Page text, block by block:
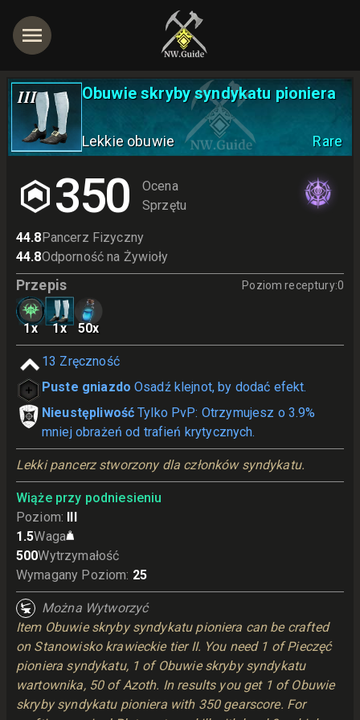
III Obuwie skryby syndykatu pioniera
Lekkie obuwie Rare
350
Ocena
Sprzętu
44.8Pancerz Fizyczny
44.8Odporność na Żywioły
Przepis Poziom receptury:0
1x 1x 50x
13 Zręczność
Puste gniazdo Osadź klejnot, by dodać efekt.
Nieustępliwość Tylko PvP: Otrzymujesz o 3.9%
mniej obrażeń od trafień krytycznych.
Lekki pancerz stworzony dla członków syndykatu.
Wiąże przy podniesieniu
Poziom: III
1.5Waga
500Wytrzymałość
Wymagany Poziom: 25
Można Wytworzyć
Item Obuwie skryby syndykatu pioniera can be crafted
on Stanowisko krawieckie tier II. You need 1 of Pieczęć
pioniera syndykatu, 1 of Obuwie skryby syndykatu
wartownika, 50 of Azoth. In results you get 1 of Obuwie
skryby syndykatu pioniera with 350 gearscore. For